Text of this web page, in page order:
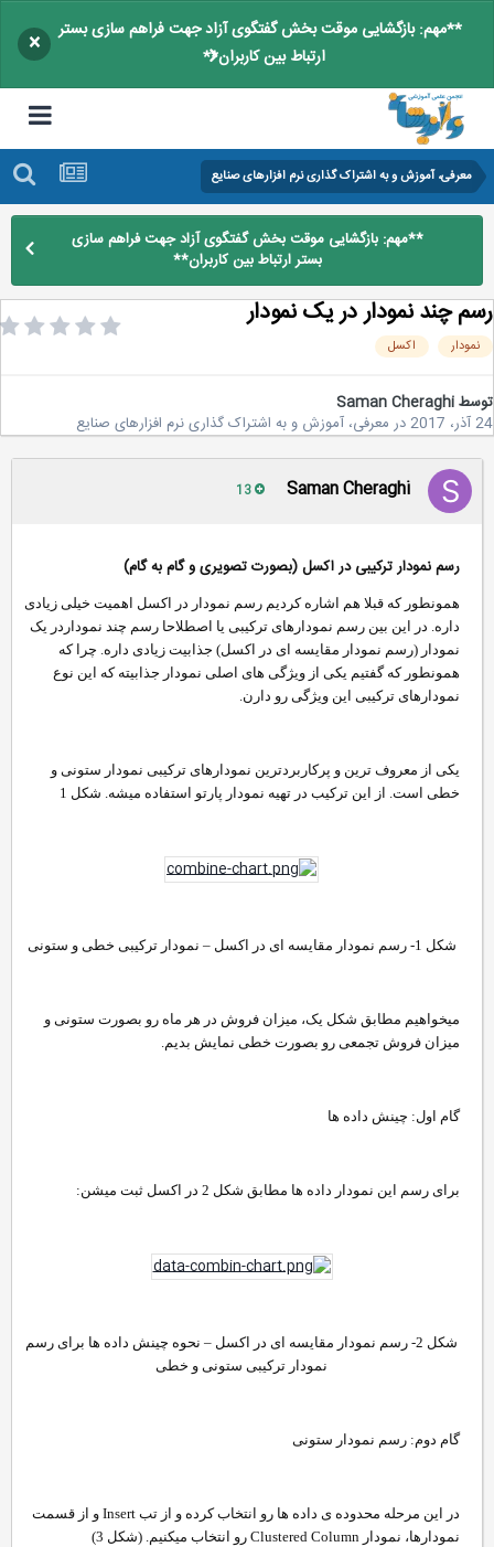
**مهم: بازگشایی موقت بخش گفتگوی آزاد جهت فراهم سازی بستر
ارتباط بین کاربران**
×
معرفی، آموزش و به اشتراک گذاری نرم افزارهای صنایع
**مهم: بازگشایی موقت بخش گفتگوی آزاد جهت فراهم سازی
بستر ارتباط بین کاربران**
چند نمودار در یک نمودار
اکسل
Saman Cheraghi
درمعرفی، آموزش و به اشتراک گذاری نرم افزارهای صنایع
Saman Cheraghi
رسم نمودار ترکیبی در اکسل (بصورت تصویری و گام به گام)
همونطور که قبلا هم اشاره کردیم رسم نمودار در اکسل اهمیت خیلی زیادی
داره. در این بین رسم نمودارهای ترکیبی یا اصطلاحا رسم چند نموداردر یک
نمودار (رسم نمودار مقایسه ای در اکسل) جذابیت زیادی داره. چرا که
همونطور که گفتیم یکی از ویژگی های اصلی نمودار جذابیته که این نوع
نمودارهای ترکیبی این ویژگی رو دارن.
یکی از معروف ترین و پرکاربردترین نمودارهای ترکیبی نمودار ستونی و
خطی است. از این ترکیب در تهیه نمودار پارتو استفاده میشه. شکل 1
شکل 1- رسم نمودار مقایسه ای در اکسل – نمودار ترکیبی خطی و ستونی​
میخواهیم مطابق شکل یک، میزان فروش در هر ماه رو بصورت ستونی و
میزان فروش تجمعی رو بصورت خطی نمایش بدیم.
گام اول: چینش داده ها
برای رسم این نمودار داده ها مطابق شکل 2 در اکسل ثبت میشن:
شکل 2- رسم نمودار مقایسه ای در اکسل – نحوه چینش داده ها برای رسم
نمودار ترکیبی ستونی و خطی​
گام دوم: رسم نمودار ستونی
در این مرحله محدوده ی داده ها رو انتخاب کرده و از تب Insert و از قسمت
نمودارها، نمودار Clustered Column رو انتخاب میکنیم. (شکل 3)